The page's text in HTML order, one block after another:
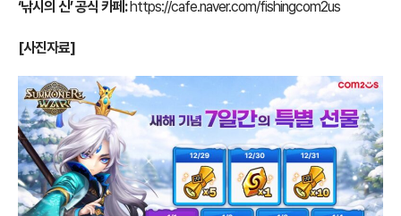
‘낚시의 신’ 공식 카페:https://cafe.naver.com/fishingcom2us
[사진자료]